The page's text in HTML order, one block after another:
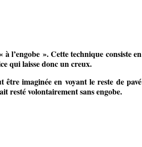
à l’engobe ». Cette technique consiste en
qui laisse donc un creux.
imaginée en voyant le reste de pavé
resté volontairement sans engobe.